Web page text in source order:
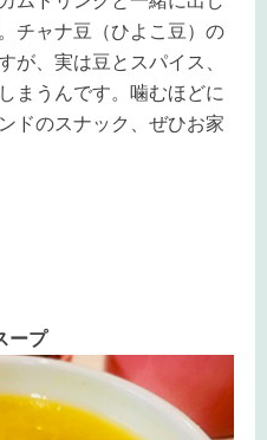
チャナ豆（ひよこ豆）の
が、実は豆とスパイス、
まうんです。噛むほどに
ドのスナック、ぜひお家
ープ